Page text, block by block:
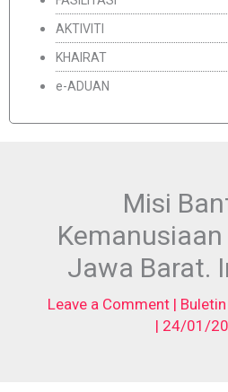
AKTIVITI
KHAIRAT
e-ADUAN
Misi
Kemanusiaan
Jawa Barat.
Leave a Comment |
| 24/01/